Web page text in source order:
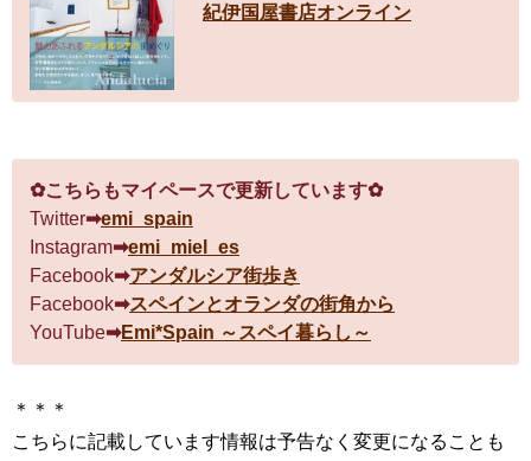
紀伊国屋書店オンライン
✿こちらもマイペースで更新しています✿
Twitter➡emi_spain
Instagram➡emi_miel_es
Facebook➡アンダルシア街歩き
Facebook➡スペインとオランダの街角から
YouTube➡Emi*Spain ～スペイ暮らし～
＊＊＊
こちらに記載しています情報は予告なく変更になることも